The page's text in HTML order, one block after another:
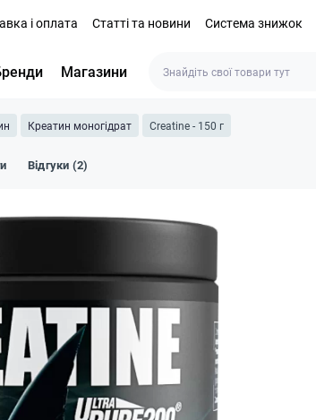
і оплата Статті та новини Система знижок
Магазини
Креатин моногідрат Creatine - 150 г
Відгуки (2)